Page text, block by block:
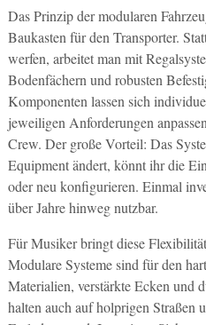
Das Prinzip der modularen
Baukasten für den Transporter.
werfen, arbeitet man mit
Bodenfächern und robusten
Komponenten lassen sich
jeweiligen Anforderungen
Crew. Der große Vorteil: Das
Equipment ändert, könnt ihr die
oder neu konfigurieren. Einmal
über Jahre hinweg nutzbar.
Für Musiker bringt diese
Modulare Systeme sind für den
Materialien, verstärkte Ecken und
halten auch auf holprigen Straßen